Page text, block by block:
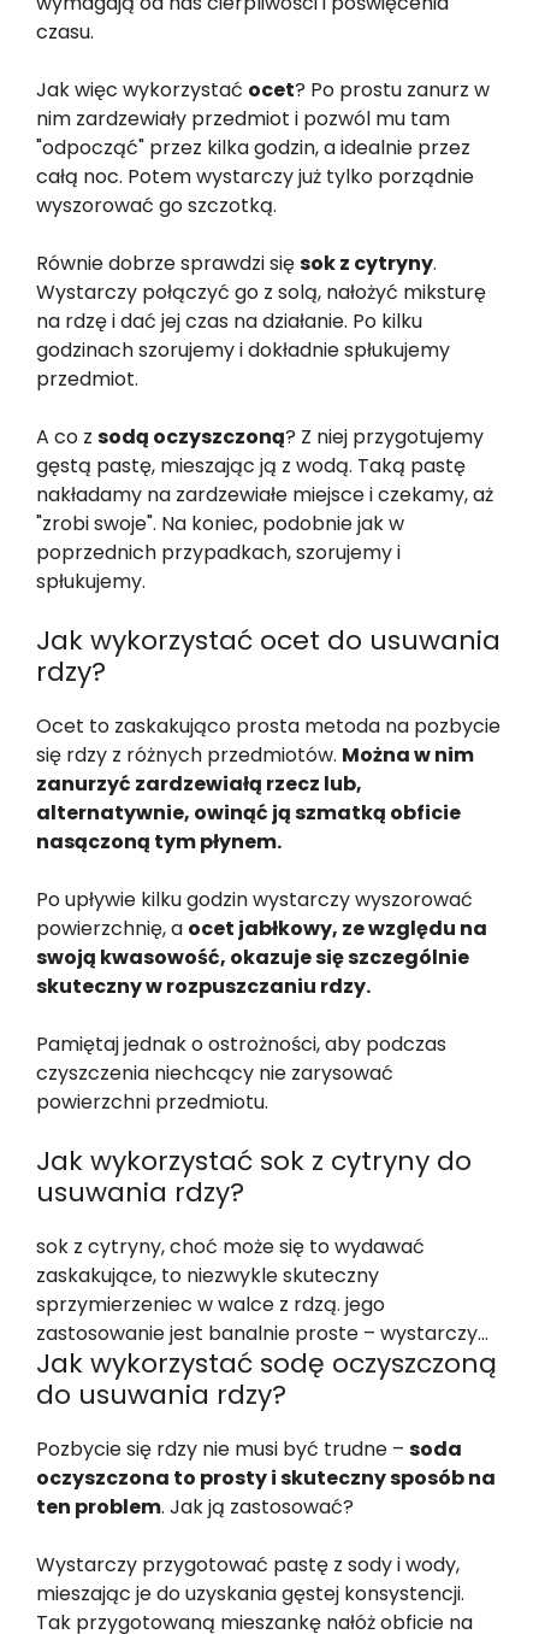
czasu.
Jak więc wykorzystać ocet? Po prostu zanurz w
nim zardzewiały przedmiot i pozwól mu tam
"odpocząć" przez kilka godzin, a idealnie przez
całą noc. Potem wystarczy już tylko porządnie
wyszorować go szczotką.
Równie dobrze sprawdzi sięsok z cytryny.
Wystarczy połączyć go z solą, nałożyć miksturę
na rdzę i dać jej czas na działanie. Po kilku
godzinach szorujemy i dokładnie spłukujemy
przedmiot.
A co z sodą oczyszczoną? Z niej przygotujemy
gęstą pastę, mieszając ją z wodą. Taką pastę
nakładamy na zardzewiałe miejsce i czekamy, aż
"zrobi swoje". Na koniec, podobnie jak w
poprzednich przypadkach, szorujemy i
spłukujemy.
Jak wykorzystać ocet do usuwania
rdzy?
Ocet to zaskakująco prosta metoda na pozbycie
się rdzy z różnych przedmiotów. Można w nim
zanurzyć zardzewiałą rzecz lub,
alternatywnie, owinąć ją szmatką obficie
nasączoną tym płynem.
Po upływie kilku godzin wystarczy wyszorować
powierzchnię, a ocet jabłkowy, ze względu na
swoją kwasowość, okazuje się szczególnie
skuteczny w rozpuszczaniu rdzy.
Pamiętaj jednak o ostrożności, aby podczas
czyszczenia niechcący nie zarysować
powierzchni przedmiotu.
Jak wykorzystać sok z cytryny do
usuwania rdzy?
sok z cytryny, choć może się to wydawać
zaskakujące, to niezwykle skuteczny
sprzymierzeniec w walce z rdzą. jego
zastosowanie jest banalnie proste – wystarczy…
Jak wykorzystać sodę oczyszczoną
do usuwania rdzy?
Pozbycie się rdzy nie musi być trudne – soda
oczyszczona to prosty i skuteczny sposób na
ten problem. Jak ją zastosować?
Wystarczy przygotować pastę z sody i wody,
mieszając je do uzyskania gęstej konsystencji.
Tak przygotowaną mieszankę nałóż obficie na